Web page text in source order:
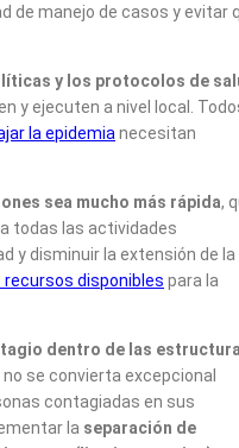
de manejo de casos y evitar
y los protocolos de
y ejecuten a nivel local.
la epidemia necesitan
sea mucho más rápida,
todas las actividades
y disminuir la extensión de la
recursos disponibles para la
dentro de las
se convierta excepcional
contagiadas en sus
la separación de